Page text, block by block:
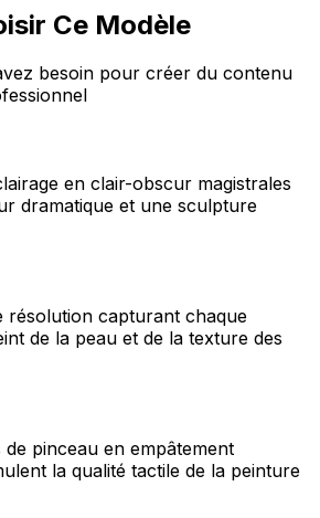
Ce Modèle
besoin pour créer du contenu
en clair-obscur magistrales
dramatique et une sculpture
résolution capturant chaque
de la peau et de la texture des
pinceau en empâtement
la qualité tactile de la peinture